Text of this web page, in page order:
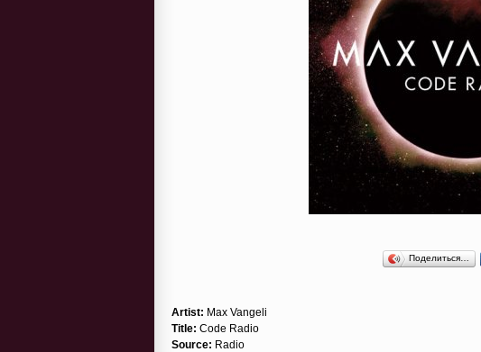
Поделиться…
Artist: Max Vangeli
Title: Code Radio
Source: Radio